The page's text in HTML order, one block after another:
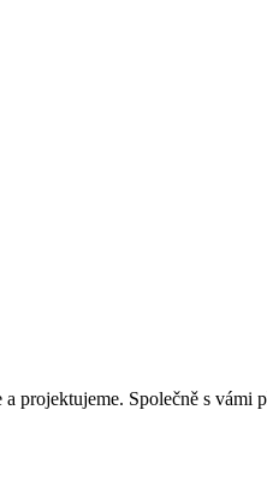
projektujeme. Společně s vámi